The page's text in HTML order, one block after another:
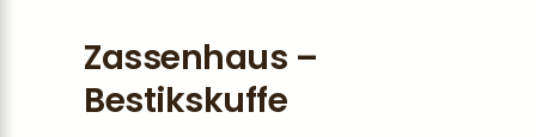
Zassenhaus –
Bestikskuffe